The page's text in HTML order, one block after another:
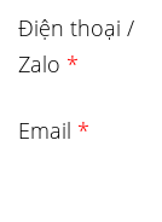
Điện thoại /
Zalo *
Email *